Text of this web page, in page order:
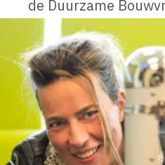
de Duurzame